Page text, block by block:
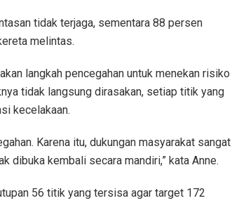
tidak terjaga, sementara 88 persen
melintas.
langkah pencegahan untuk menekan risiko
tidak langsung dirasakan, setiap titik yang
kecelakaan.
Karena itu, dukungan masyarakat sangat
dibuka kembali secara mandiri,” kata Anne.
56 titik yang tersisa agar target 172